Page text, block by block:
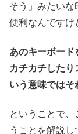
そう」みたいな
便利なんですけ
あのキーボード
カチカチした
いう意味ではそ
ということで
うことを解説し